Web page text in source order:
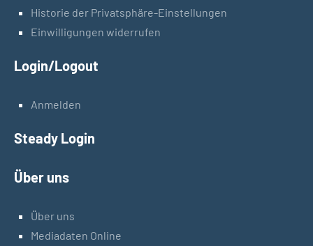
Historie der Privatsphäre-Einstellungen
Einwilligungen widerrufen
Login/Logout
Anmelden
Steady Login
Über uns
Über uns
Mediadaten Online